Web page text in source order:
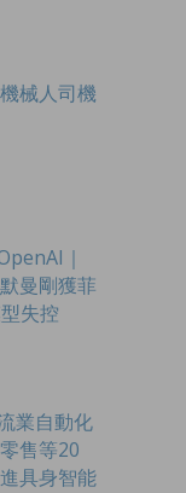
械人司機
｜
曼剛獲菲
失控
業自動化
售等20
具身智能